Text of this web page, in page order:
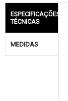
ESPECIFICAÇÕES
TÉCNICAS
MEDIDAS